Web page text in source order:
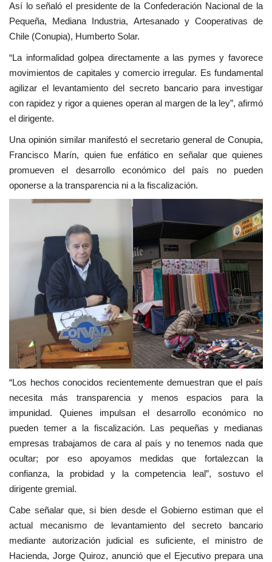
Así lo señaló el presidente de la Confederación Nacional de la
Pequeña, Mediana Industria, Artesanado y Cooperativas de
Chile (Conupia), Humberto Solar.
“La informalidad golpea directamente a las pymes y favorece
movimientos de capitales y comercio irregular. Es fundamental
agilizar el levantamiento del secreto bancario para investigar
con rapidez y rigor a quienes operan al margen de la ley”, afirmó
el dirigente.
Una opinión similar manifestó el secretario general de Conupia,
Francisco Marín, quien fue enfático en señalar que quienes
promueven el desarrollo económico del país no pueden
oponerse a la transparencia ni a la fiscalización.
“Los hechos conocidos recientemente demuestran que el país
necesita más transparencia y menos espacios para la
impunidad. Quienes impulsan el desarrollo económico no
pueden temer a la fiscalización. Las pequeñas y medianas
empresas trabajamos de cara al país y no tenemos nada que
ocultar; por eso apoyamos medidas que fortalezcan la
confianza, la probidad y la competencia leal”, sostuvo el
dirigente gremial.
Cabe señalar que, si bien desde el Gobierno estiman que el
actual mecanismo de levantamiento del secreto bancario
mediante autorización judicial es suficiente, el ministro de
Hacienda, Jorge Quiroz, anunció que el Ejecutivo prepara una